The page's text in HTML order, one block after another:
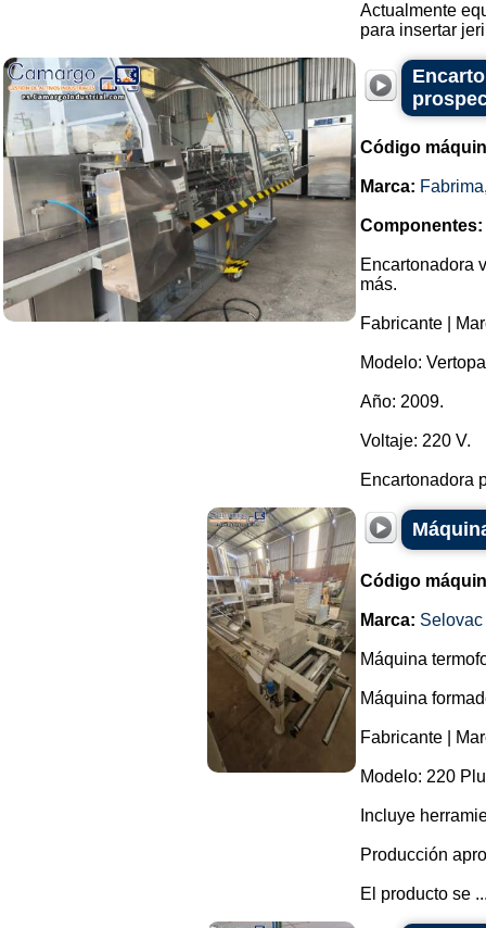
Actualmente
para insertar
Código
Marca: Fabrima
Componentes:
Encartonadora
más.
Fabricante |
Modelo:
Año: 2009.
Voltaje: 220 V.
Encartonadora
Código
Marca: Selovac
Máquina
Máquina
Fabricante |
Modelo: 220
Incluye
Producción
El producto se